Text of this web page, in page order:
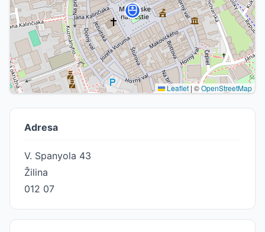
Leaflet | ©OpenStreetMap
Adresa
V. Spanyola 43
Žilina
012 07